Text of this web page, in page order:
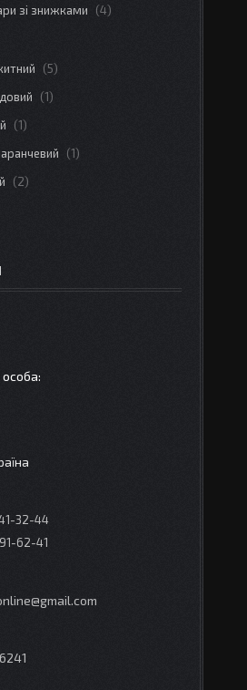
зі знижками 4
5
1
1
1
2
32-44
62-41